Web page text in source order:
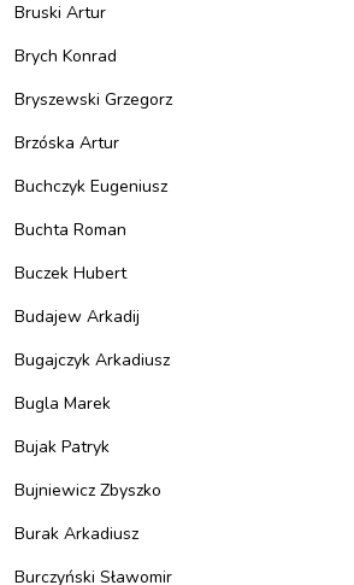
Bruski Artur
Brych Konrad
Bryszewski Grzegorz
Brzóska Artur
Buchczyk Eugeniusz
Buchta Roman
Buczek Hubert
Budajew Arkadij
Bugajczyk Arkadiusz
Bugla Marek
Bujak Patryk
Bujniewicz Zbyszko
Burak Arkadiusz
Burczyński Sławomir